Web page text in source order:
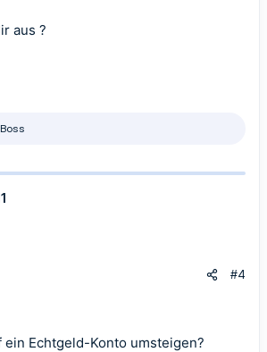
aus ?
#4
Echtgeld-Konto umsteigen?